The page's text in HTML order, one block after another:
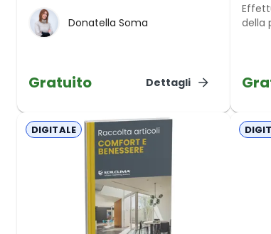
Donatella Soma
Gratuito Dettagli
della
DIGITALE